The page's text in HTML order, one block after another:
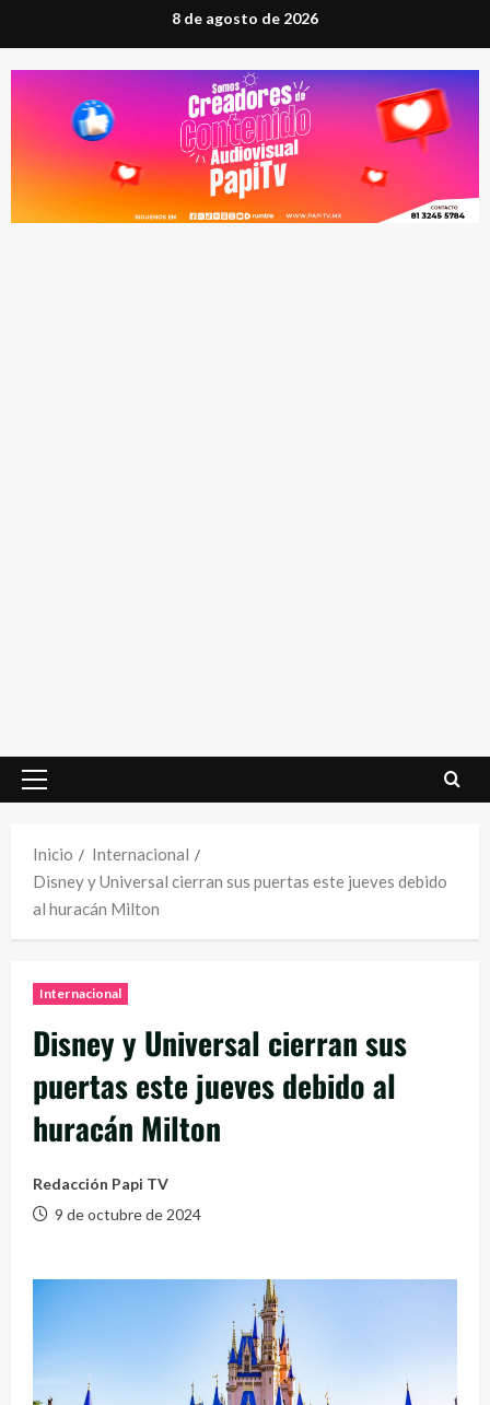
al
contenido
8 de agosto de 2026
Menú
Inicio
Internacional
Disney y Universal cierran sus puertas este jueves debido
al huracán Milton
Internacional
Disney y Universal cierran sus
puertas este jueves debido al
huracán Milton
Redacción Papi TV
9 de octubre de 2024